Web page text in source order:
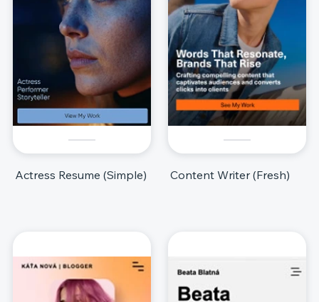
Actress Resume (Simple) Content Writer (Fresh)